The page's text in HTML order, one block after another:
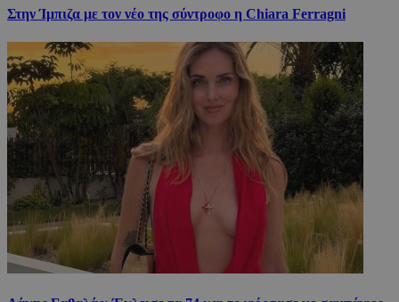
Στην Ίμπιζα με τον νέο της σύντροφο η Chiara Ferragni